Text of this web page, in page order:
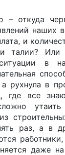
– откуда
наших
и
талии? Или
в
рухнула в
где все
раз, а в
даже